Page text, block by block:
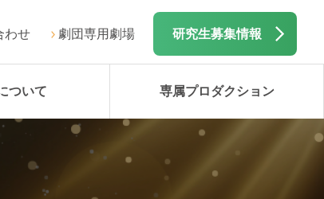
わせ 劇団専用劇場 研究生募集情報
ついて 専属プロダクション